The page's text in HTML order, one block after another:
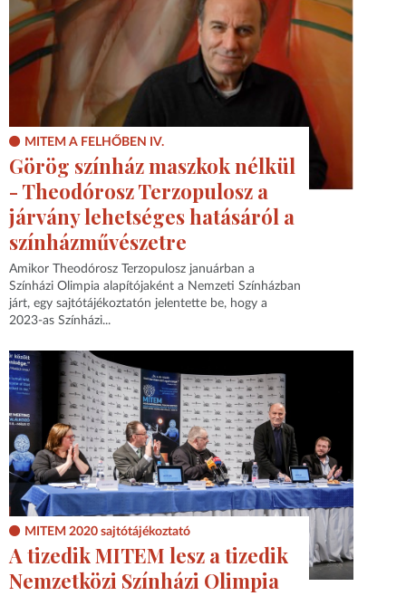
MITEM A FELHŐBEN IV.
Görög színház maszkok nélkül
- Theodórosz Terzopulosz a
járvány lehetséges hatásáról a
színházművészetre
Amikor Theodórosz Terzopulosz januárban a
Színházi Olimpia alapítójaként a Nemzeti Színházban
járt, egy sajtótájékoztatón jelentette be, hogy a
2023-as Színházi...
MITEM 2020 sajtótájékoztató
A tizedik MITEM lesz a tizedik
Nemzetközi Színházi Olimpia